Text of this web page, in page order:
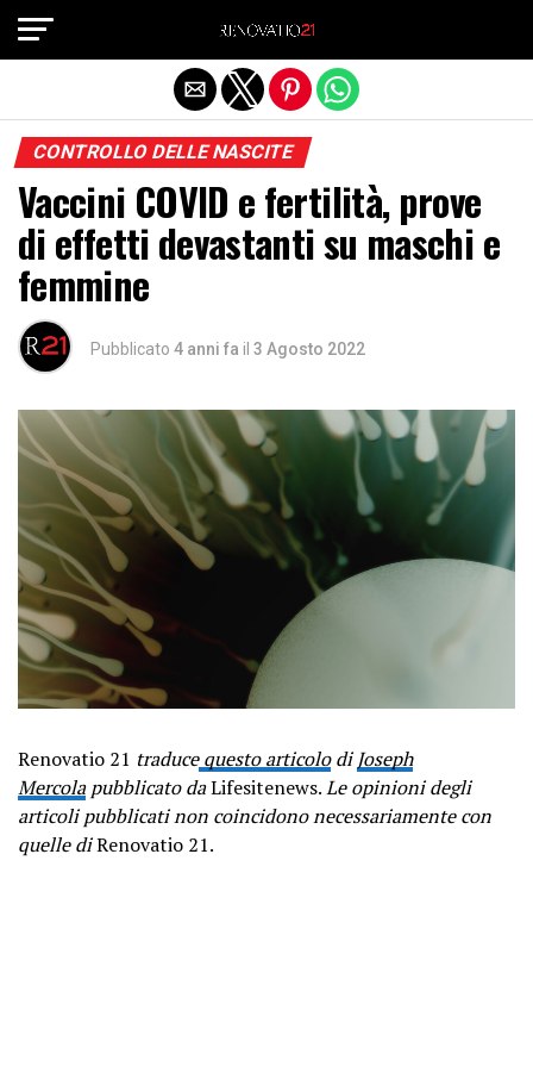
CONTROLLO DELLE NASCITE
Vaccini COVID e fertilità, prove
di effetti devastanti su maschi e
femmine
Pubblicato 4 anni fa il 3 Agosto 2022
Renovatio 21 traducequesto articolodi Joseph
Mercolapubblicato daLifesitenews.Le opinioni degli
articoli pubblicati non coincidono necessariamente con
quelle diRenovatio 21.
Exit mobile version